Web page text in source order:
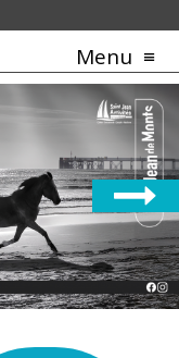
Menu